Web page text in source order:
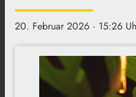
20. Februar 2026 · 15:26